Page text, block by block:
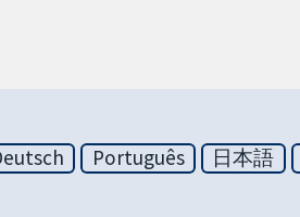
Português 日本語